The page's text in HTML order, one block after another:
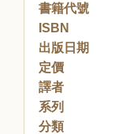
書籍代號
ISBN
出版日期
定價
譯者
系列
分類